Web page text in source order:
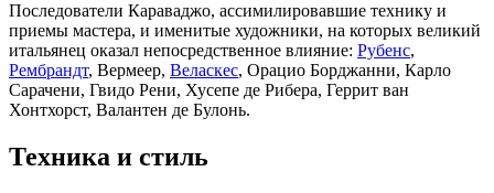
Последователи Караваджо, ассимилировавшие технику и
приемы мастера, и именитые художники, на которых великий
итальянец оказал непосредственное влияние: Рубенс,
Рембрандт, Вермеер, Веласкес, Орацио Борджанни, Карло
Сарачени, Гвидо Рени, Хусепе де Рибера, Геррит ван
Хонтхорст, Валантен де Булонь.
Техника и стиль